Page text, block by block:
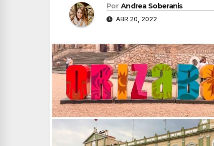
Por Andrea Soberanis
ABR 20, 2022